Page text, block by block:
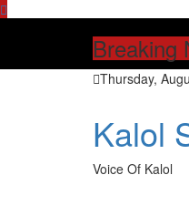
Skip
Breaking
Thursday,
Kalol
Voice Of Kalol